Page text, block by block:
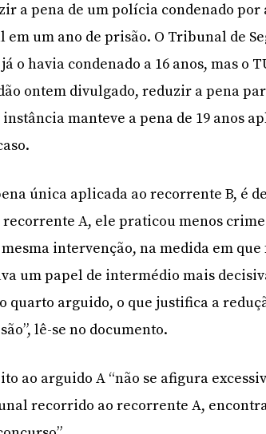
a pena de um polícia condenado
em um ano de prisão. O Tribunal de
já o havia condenado a 16 anos, mas o
ontem divulgado, reduzir a pena
manteve a pena de 19 anos
única aplicada ao recorrente B, é
A, ele praticou menos
intervenção, na medida em
um papel de intermédio mais
quarto arguido, o que justifica a
lê-se no documento.
ao arguido A “não se afigura
recorrido ao recorrente A,